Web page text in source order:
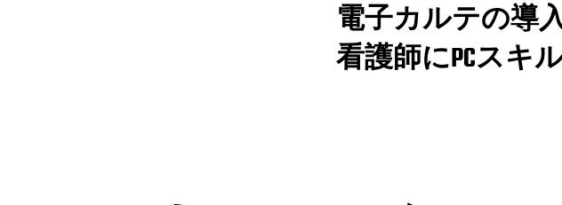
電子カルテの導
看護師にPCスキ